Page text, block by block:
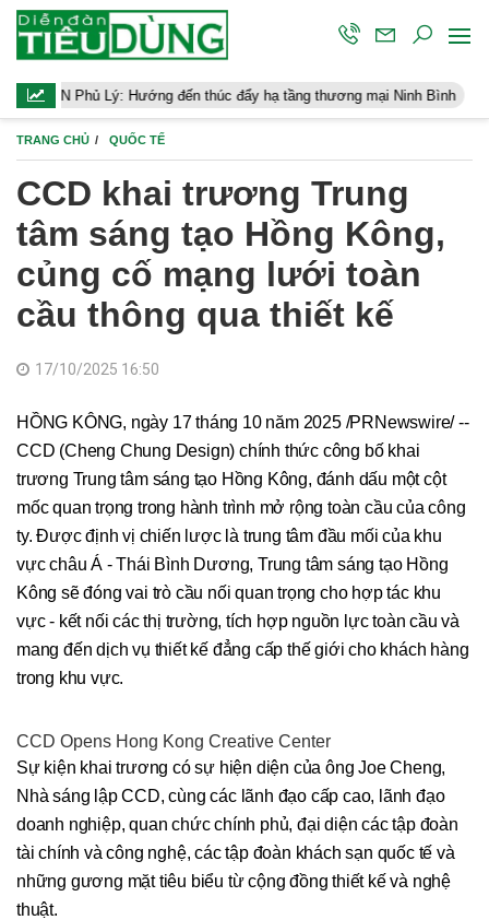
Hướng đến thúc đẩy hạ tầng thương mại Ninh Bình Điều hành
TRANG CHỦ QUỐC TẾ
CCD khai trương Trung
tâm sáng tạo Hồng Kông,
củng cố mạng lưới toàn
cầu thông qua thiết kế
17/10/2025 16:50
HỒNG KÔNG, ngày 17 tháng 10 năm 2025 /PRNewswire/ --
CCD (Cheng Chung Design) chính thức công bố khai
trương Trung tâm sáng tạo Hồng Kông, đánh dấu một cột
mốc quan trọng trong hành trình mở rộng toàn cầu của công
ty. Được định vị chiến lược là trung tâm đầu mối của khu
vực châu Á - Thái Bình Dương, Trung tâm sáng tạo Hồng
Kông sẽ đóng vai trò cầu nối quan trọng cho hợp tác khu
vực - kết nối các thị trường, tích hợp nguồn lực toàn cầu và
mang đến dịch vụ thiết kế đẳng cấp thế giới cho khách hàng
trong khu vực.
CCD Opens Hong Kong Creative Center
Sự kiện khai trương có sự hiện diện của ông Joe Cheng,
Nhà sáng lập CCD, cùng các lãnh đạo cấp cao, lãnh đạo
doanh nghiệp, quan chức chính phủ, đại diện các tập đoàn
tài chính và công nghệ, các tập đoàn khách sạn quốc tế và
những gương mặt tiêu biểu từ cộng đồng thiết kế và nghệ
thuật.